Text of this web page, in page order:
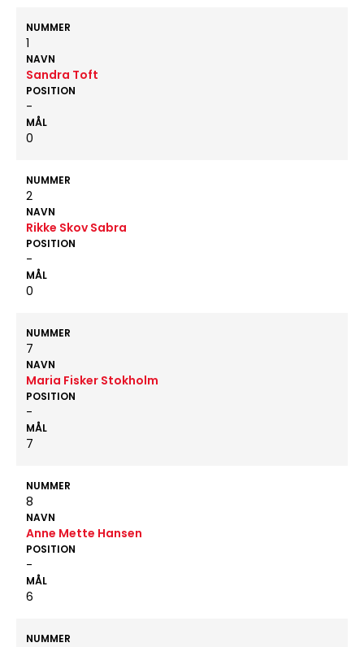
NUMMER
1
NAVN
Sandra Toft
POSITION
-
MÅL
0
NUMMER
2
NAVN
Rikke Skov Sabra
POSITION
-
MÅL
0
NUMMER
7
NAVN
Maria Fisker Stokholm
POSITION
-
MÅL
7
NUMMER
8
NAVN
Anne Mette Hansen
POSITION
-
MÅL
6
NUMMER